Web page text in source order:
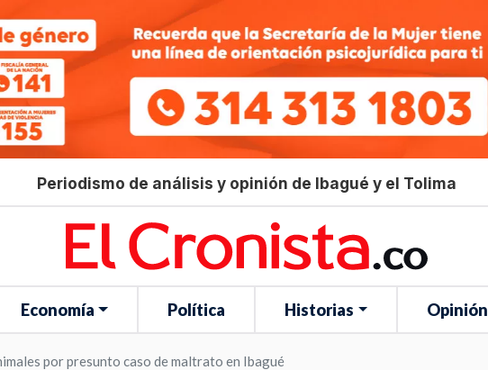
Periodismo de análisis y opinión de Ibagué y el Tolima
Economía Política Historias Opinión
por presunto caso de maltrato en Ibagué